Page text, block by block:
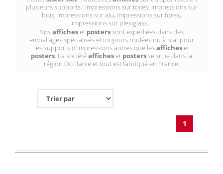
plusieurs supports : impressions sur toiles, impressions sur
bois, impressions sur alu, impressions sur forex,
impressions sur plexiglass...
Nosafficheset posterssont expédiées dans des
emballages spécialisés et toujours roulées ou à plat pour
les supports d'impressions autres que lesafficheset
posters. La sociétéafficheset postersse situe dans la
région Occitanie et tout est fabriqué en France.
1